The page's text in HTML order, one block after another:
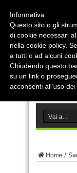
Home /
Informativa
Questo sito o gli
di cookie necessari
nella cookie policy.
a tutti o ad alcuni
Chiudendo questo
su un link o
acconsenti all’uso dei